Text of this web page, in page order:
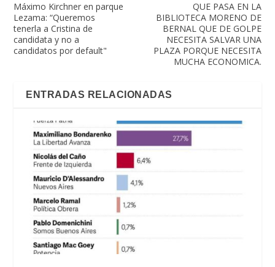
Máximo Kirchner en parque
Lezama: “Queremos
tenerla a Cristina de
candidata y no a
candidatos por default"
QUE PASA EN LA
BIBLIOTECA MORENO DE
BERNAL QUE DE GOLPE
NECESITA SALVAR UNA
PLAZA PORQUE NECESITA
MUCHA ECONOMICA.
ENTRADAS RELACIONADAS